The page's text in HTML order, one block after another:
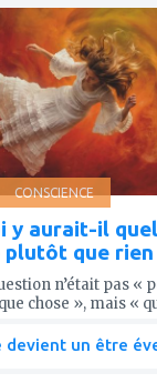
CONSCIENCE
y aurait-il
plutôt que rien
n’était pas «
chose », mais «
devient un être